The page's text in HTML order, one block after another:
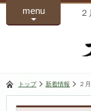
menu
トップ 新着情報 ２